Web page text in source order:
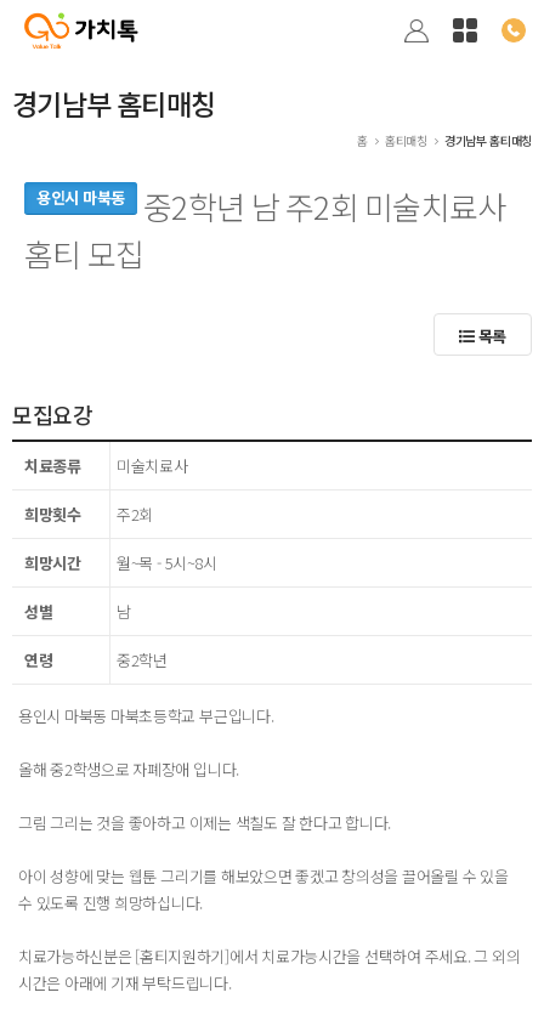
경기남부 홈티매칭
홈 홈티매칭 경기남부 홈티매칭
용인시 마북동
중2학년 남 주2회 미술치료사
홈티 모집
목록
모집요강
치료종류 미술치료사
희망횟수 주2회
희망시간 월~목 - 5시~8시
성별 남
연령 중2학년
용인시 마북동 마북초등학교 부근입니다.
올해 중2학생으로 자폐장애 입니다.
그림 그리는 것을 좋아하고 이제는 색칠도 잘 한다고 합니다.
아이 성향에 맞는 웹툰 그리기를 해보았으면 좋겠고 창의성을 끌어올릴 수 있을
수 있도록 진행 희망하십니다.
치료가능하신분은 [홈티지원하기]에서 치료가능시간을 선택하여 주세요. 그 외의
시간은 아래에 기재 부탁드립니다.